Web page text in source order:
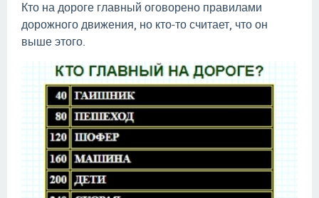
Кто на дороге главный оговорено правилами
дорожного движения, но кто-то считает, что он
выше этого.